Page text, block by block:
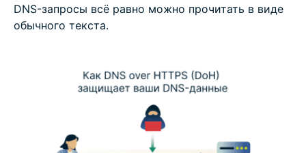
DNS-запросы всё равно можно прочитать в виде
обычного текста.